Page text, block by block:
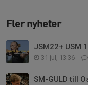
Fler nyheter
31 jul, 13:36
SM-GULD till